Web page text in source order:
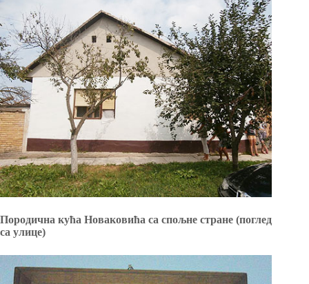
Породична кућа Новаковића са спољне стране (поглед
са улице)